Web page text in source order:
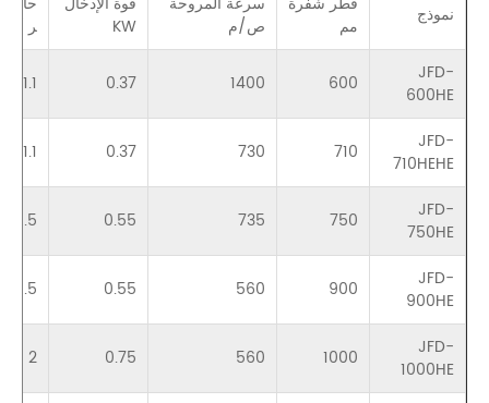
نموذج
مم
ص/م
KW
ر أ
JFD-
600HE
600
1400
0.37
1.1
JFD-
710HEHE
710
730
0.37
1.1
JFD-
750HE
750
735
0.55
1.5
JFD-
900HE
900
560
0.55
1.5
JFD-
1000HE
1000
560
0.75
2